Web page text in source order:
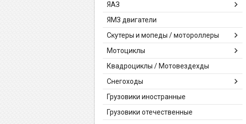
ЯАЗ
ЯМЗ двигатели
Скутеры и мопеды / мотороллеры
Мотоциклы
Квадроциклы / Мотовездехды
Снегоходы
Грузовики иностранные
Грузовики отечественные